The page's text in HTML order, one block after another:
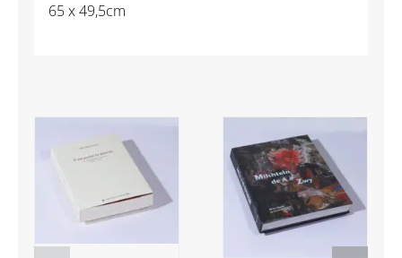
65 x 49,5cm